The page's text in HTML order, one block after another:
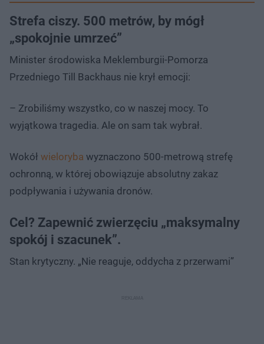
Strefa ciszy. 500 metrów, by mógł
„spokojnie umrzeć”
Minister środowiska Meklemburgii-Pomorza
Przedniego Till Backhaus nie krył emocji:
– Zrobiliśmy wszystko, co w naszej mocy. To
wyjątkowa tragedia. Ale on sam tak wybrał.
Wokół wieloryba wyznaczono 500-metrową strefę
ochronną, w której obowiązuje absolutny zakaz
podpływania i używania dronów.
Cel? Zapewnić zwierzęciu „maksymalny
spokój i szacunek”.
Stan krytyczny. „Nie reaguje, oddycha z przerwami”